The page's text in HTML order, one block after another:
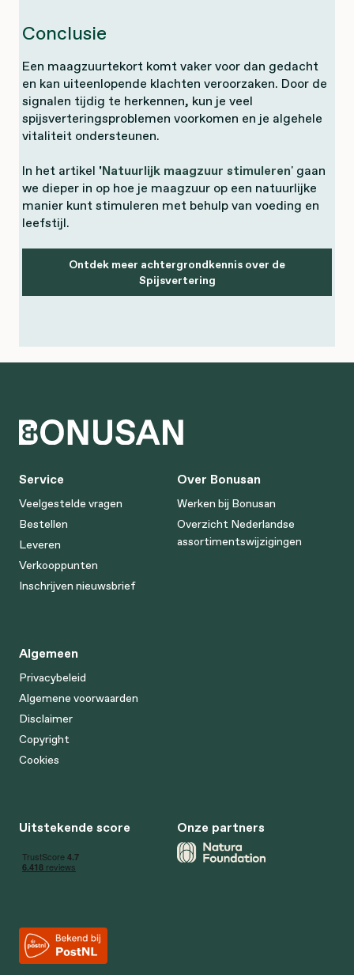
Conclusie
Een maagzuurtekort komt vaker voor dan gedacht
en kan uiteenlopende klachten veroorzaken. Door de
signalen tijdig te herkennen, kun je veel
spijsverteringsproblemen voorkomen en je algehele
vitaliteit ondersteunen.
In het artikel 'Natuurlijk maagzuur stimuleren' gaan
we dieper in op hoe je maagzuur op een natuurlijke
manier kunt stimuleren met behulp van voeding en
leefstijl.
Ontdek meer achtergrondkennis over de
Spijsvertering
Service
Veelgestelde vragen
Bestellen
Leveren
Verkooppunten
Inschrijven nieuwsbrief
Over Bonusan
Werken bij Bonusan
Overzicht Nederlandse
assortimentswijzigingen
Algemeen
Privacybeleid
Algemene voorwaarden
Disclaimer
Copyright
Cookies
Uitstekende score Onze partners